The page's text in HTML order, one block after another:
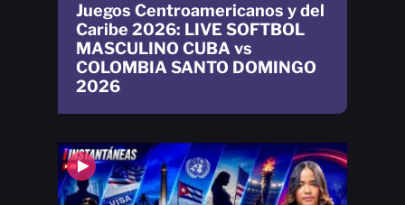
Juegos Centroamericanos y del
Caribe 2026: LIVE SOFTBOL
MASCULINO CUBA vs
COLOMBIA SANTO DOMINGO
2026